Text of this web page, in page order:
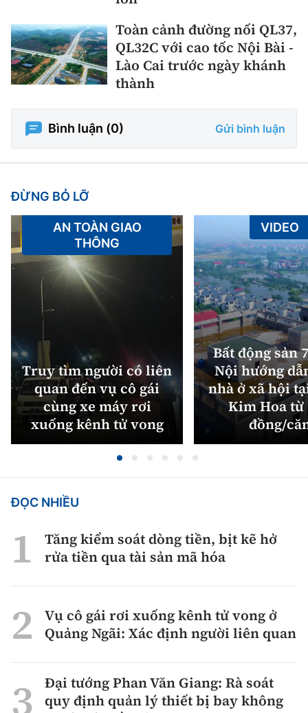
Toàn cảnh đường nối QL37,
QL32C với cao tốc Nội Bài -
Lào Cai trước ngày khánh
thành
Bình luận (0) Gửi bình luận
ĐỪNG BỎ LỠ
Truy tìm người có liên
quan đến vụ cô gái
cùng xe máy rơi
xuống kênh tử vong
AN TOÀN GIAO
THÔNG
Bất động sản
Nội hướng
nhà ở xã hội
Kim Hoa từ
đồng/
VIDEO
ĐỌC NHIỀU
Tăng kiểm soát dòng tiền, bịt kẽ hở
rửa tiền qua tài sản mã hóa
Vụ cô gái rơi xuống kênh tử vong ở
Quảng Ngãi: Xác định người liên quan
Đại tướng Phan Văn Giang: Rà soát
quy định quản lý thiết bị bay không